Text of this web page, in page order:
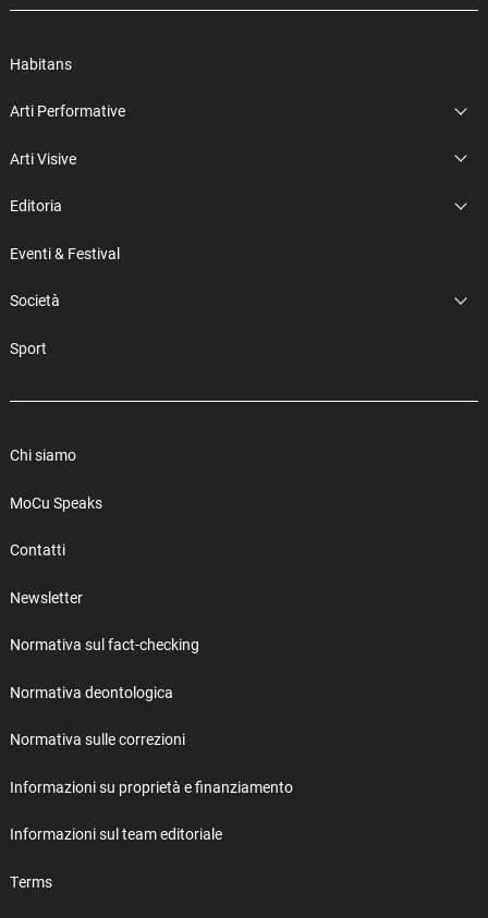
Habitans
Arti Performative
Arti Visive
Editoria
Eventi & Festival
Società
Sport
Chi siamo
MoCu Speaks
Contatti
Newsletter
Normativa sul fact-checking
Normativa deontologica
Normativa sulle correzioni
Informazioni su proprietà e finanziamento
Informazioni sul team editoriale
Terms